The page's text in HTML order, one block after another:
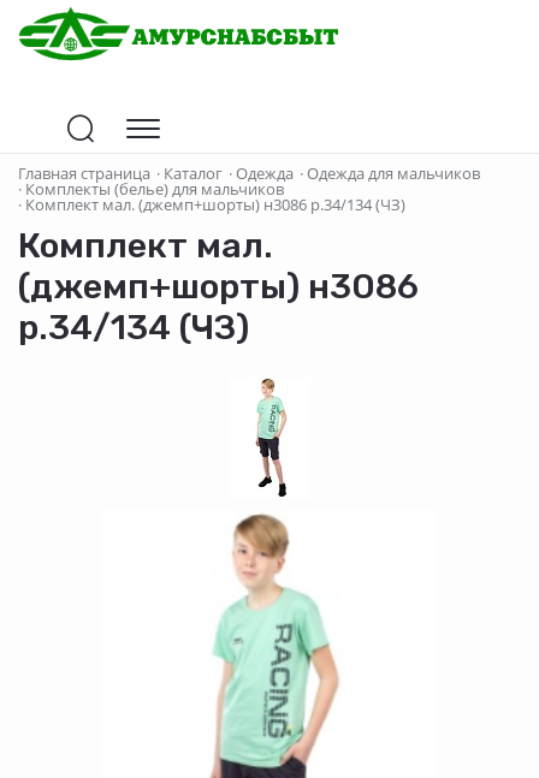
Главная страница · Каталог ·Одежда ·Одежда для мальчиков
· Комплекты (белье) для мальчиков
· Комплект мал. (джемп+шорты) н3086 р.34/134 (ЧЗ)
Комплект мал.
(джемп+шорты) н3086
р.34/134 (ЧЗ)